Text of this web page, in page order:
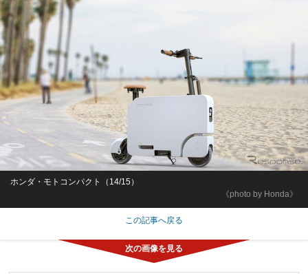
《photo by Honda》
ホンダ・モトコンパクト（14/15）
この記事へ戻る